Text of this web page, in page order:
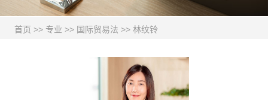
首页 >> 专业 >> 国际贸易法 >> 林纹铃